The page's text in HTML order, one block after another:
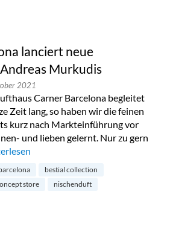
lanciert neue
Murkudis
2021
Carner Barcelona begleitet
Zeit lang, so haben wir die feinen
kurz nach Markteinführung vor
und lieben gelernt. Nur zu gern
Barcelona lanciert neue Kollektion
bestial collection
store
nischenduft